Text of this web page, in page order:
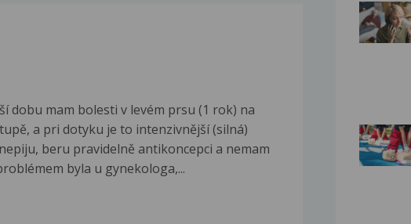
dobu mam bolesti v levém prsu (1 rok) na
a pri dotyku je to intenzivnější (silná)
beru pravidelně antikoncepci a nemam
byla u gynekologa,...